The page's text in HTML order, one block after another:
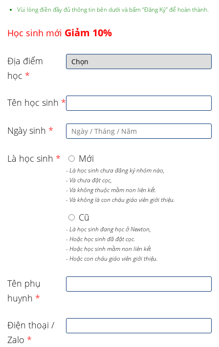
Vùi lòng điền đầy đủ thông tin bên dưới và bấm “Đăng Ký” để hoàn thành.
Học sinh mới Giảm 10%
Địa điểm
học *
Tên học sinh *
Ngày sinh *
Là học sinh * Mới
- Là học sinh chưa đăng ký nhóm nào,
- Và chưa đặt cọc,
- Và không thuộc mầm non liên kết.
- Và không là con cháu giáo viên giới thiệu.
Cũ
- Là học sinh đang học ở Newton,
- Hoặc học sinh đã đặt cọc.
- Hoặc học sinh mầm non liên kết
- Hoặc con cháu giáo viên giới thiệu.
Tên phụ
huynh *
Điện thoại /
Zalo *